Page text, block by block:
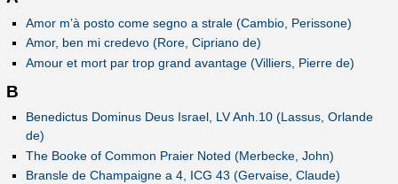
Amor m’à posto come segno a strale (Cambio, Perissone)
Amor, ben mi credevo (Rore, Cipriano de)
Amour et mort par trop grand avantage (Villiers, Pierre de)
B
Benedictus Dominus Deus Israel, LV Anh.10 (Lassus, Orlande
de)
The Booke of Common Praier Noted (Merbecke, John)
Bransle de Champaigne a 4, ICG 43 (Gervaise, Claude)